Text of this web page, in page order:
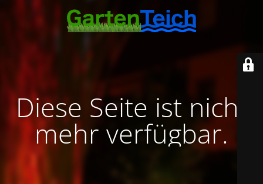
Diese Seite ist nicht
mehr verfügbar.